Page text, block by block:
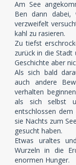
Am See
Ben dann
verzweifelt
kahl zu rasieren.
Zu tiefst
zurück in die
Geschichte aber
Als sich bald
auch andere
verhalten
als sich selbst
entschlossen
sie Nachts zum
gesucht haben.
Etwas uraltes
Wurzeln in die
enormen Hunger.